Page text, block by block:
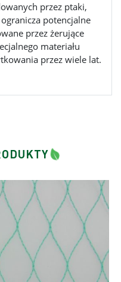
przez ptaki,
potencjalne
przez żerujące
materiału
przez wiele lat.